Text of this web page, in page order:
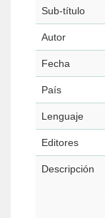
Sub-título
Autor
Fecha
País
Lenguaje
Editores
Descripción